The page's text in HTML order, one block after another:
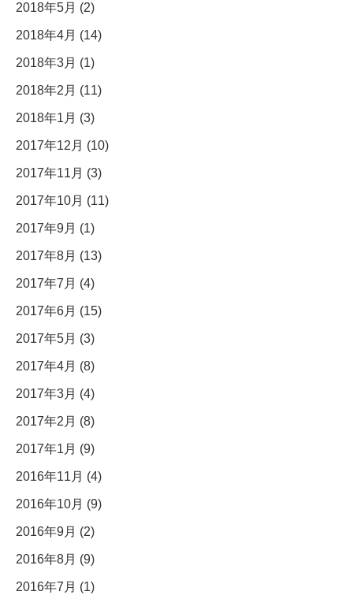
2018年5月 (2)
2018年4月 (14)
2018年3月 (1)
2018年2月 (11)
2018年1月 (3)
2017年12月 (10)
2017年11月 (3)
2017年10月 (11)
2017年9月 (1)
2017年8月 (13)
2017年7月 (4)
2017年6月 (15)
2017年5月 (3)
2017年4月 (8)
2017年3月 (4)
2017年2月 (8)
2017年1月 (9)
2016年11月 (4)
2016年10月 (9)
2016年9月 (2)
2016年8月 (9)
2016年7月 (1)